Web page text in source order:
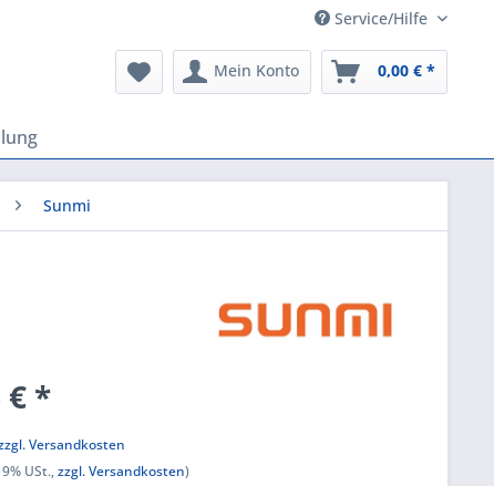
Service/Hilfe
Mein Konto 0,00 € *
Sunmi
€ *
Versandkosten
USt.,zzgl. Versandkosten)